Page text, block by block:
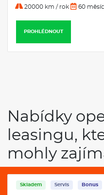
20000 km / rok 60
PROHLÉDNOUT
Nabídky
leasingu,
mohly
Skladem Servis Bonus